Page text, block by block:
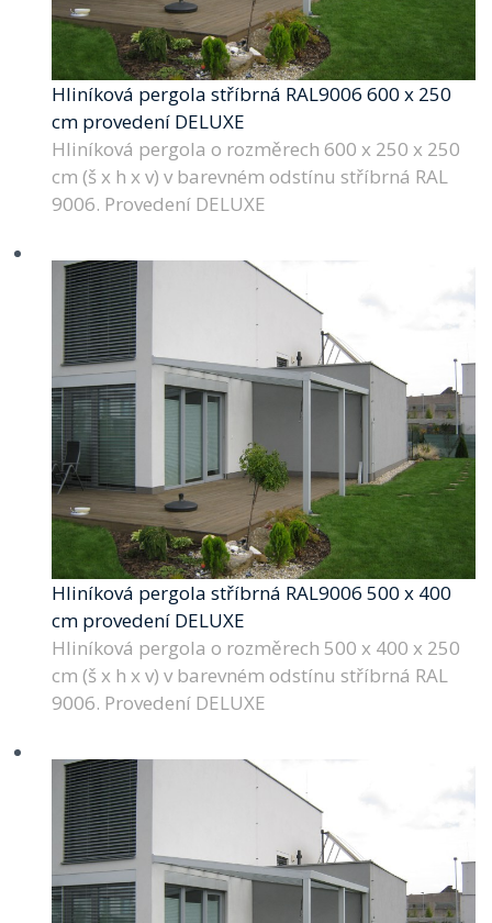
Hliníková pergola stříbrná RAL9006 600 x 250
cm provedení DELUXE
Hliníková pergola o rozměrech 600 x 250 x 250
cm (š x h x v) v barevném odstínu stříbrná RAL
9006. Provedení DELUXE
Hliníková pergola stříbrná RAL9006 500 x 400
cm provedení DELUXE
Hliníková pergola o rozměrech 500 x 400 x 250
cm (š x h x v) v barevném odstínu stříbrná RAL
9006. Provedení DELUXE